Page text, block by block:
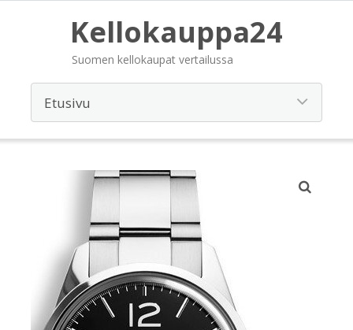
Kellokauppa24
Suomen kellokaupat vertailussa